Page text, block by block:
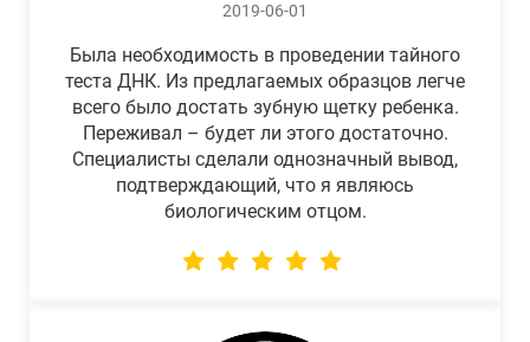
2019-06-01
Была необходимость в проведении тайного
теста ДНК. Из предлагаемых образцов легче
всего было достать зубную щетку ребенка.
Переживал – будет ли этого достаточно.
Специалисты сделали однозначный вывод,
подтверждающий, что я являюсь
биологическим отцом.